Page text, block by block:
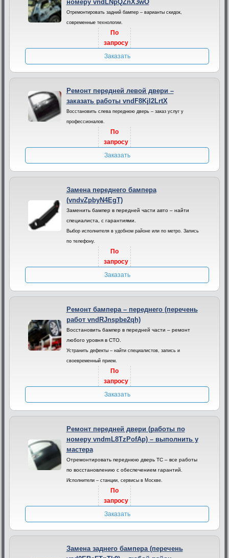
номеру vndLNpQZnX3wO
Отремонтировать задний бампер – варианты скидок,
современные технологии.
По
запросу
Заказать
Ремонт передней левой двери –
заказать работы vndF8KjI2LrtX
Восстановить слева переднюю дверь – заказ услуг у
профессионалов.
По
запросу
Заказать
Замена переднего бампера
(vndvZpbyN4EgT)
Заменить бампер в передней части авто – найти
специалиста, с гарантиями.
Выбор исполнителя в удобном районе или по метро. Запись
по телефону.
По
запросу
Заказать
Ремонт бампера – переднего (перечень
работ vndRJnspbe2qh)
Восстановить бампер в передней части – ремонт
любого уровня в СТО.
Устранить дефекты – найти специалистов, запись и
своевременный прием.
По
запросу
Заказать
Ремонт передней двери (работы по
номеру vndmL8TzPofAp) – выполнить у
мастера
Отремонтировать переднюю дверь ТС – все работы
по восстановлению с обеспечением гарантий.
Исполнители – станции, сервисы в Москве.
По
запросу
Заказать
Замена заднего бампера (перечень